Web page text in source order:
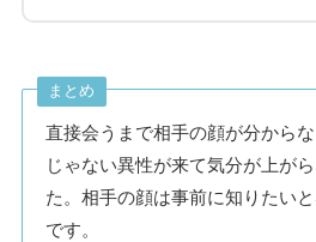
まとめ
直接会うまで相手の顔が分から
じゃない異性が来て気分が上が
た。相手の顔は事前に知りたい
です。